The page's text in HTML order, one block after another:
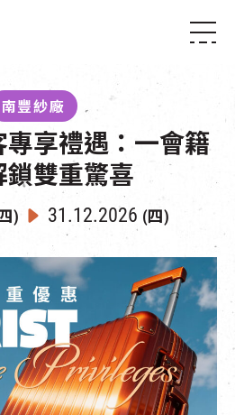
南豐紗廠
享禮遇：一會籍
鎖雙重驚喜
) 31.12.2026 (四)